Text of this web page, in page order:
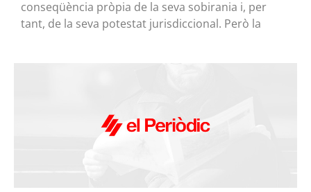
conseqüència pròpia de la seva sobirania i, per
tant, de la seva potestat jurisdiccional. Però la